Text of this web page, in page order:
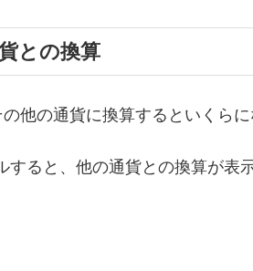
との換算
他の通貨に換算するといくら
すると、他の通貨との換算が表